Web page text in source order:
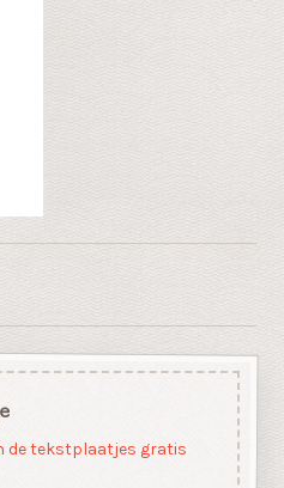
de tekstplaatjes gratis